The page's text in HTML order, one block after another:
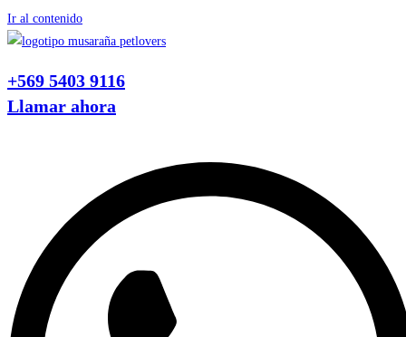
Ir al contenido
+569 5403 9116
Llamar ahora